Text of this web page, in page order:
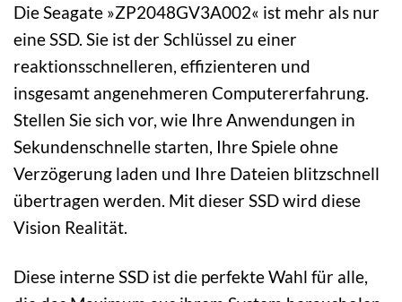
Die Seagate »ZP2048GV3A002« ist mehr als nur
eine SSD. Sie ist der Schlüssel zu einer
reaktionsschnelleren, effizienteren und
insgesamt angenehmeren Computererfahrung.
Stellen Sie sich vor, wie Ihre Anwendungen in
Sekundenschnelle starten, Ihre Spiele ohne
Verzögerung laden und Ihre Dateien blitzschnell
übertragen werden. Mit dieser SSD wird diese
Vision Realität.
Diese interne SSD ist die perfekte Wahl für alle,